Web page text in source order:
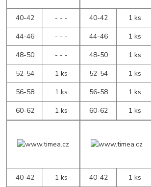
40-42
- - -
44-46
- - -
48-50
- - -
52-54
1 ks
56-58
1 ks
60-62
1 ks
40-42
1 ks
44-46
1 ks
48-50
1 ks
52-54
1 ks
56-58
1 ks
60-62
1 ks
40-42
1 ks
40-42
1 ks